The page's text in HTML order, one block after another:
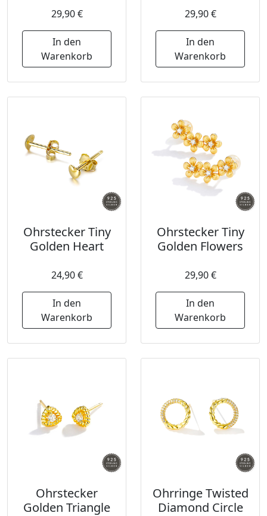
29,90 €
In den
Warenkorb
29,90 €
In den
Warenkorb
Ohrstecker Tiny
Golden Heart
24,90 €
In den
Warenkorb
Ohrstecker Tiny
Golden Flowers
29,90 €
In den
Warenkorb
Ohrstecker
Golden Triangle
Ohrringe Twisted
Diamond Circle